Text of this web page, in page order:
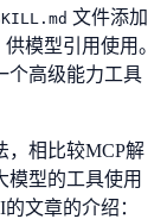
文件添加
模型引用使用。
个高级能力工具
，相比较MCP解
模型的工具使用
文章的介绍：